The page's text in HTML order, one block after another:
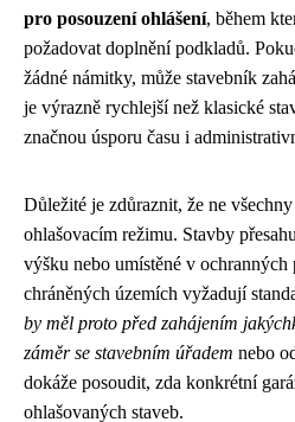
pro posouzení ohlášení, během
požadovat doplnění podkladů.
žádné námitky, může stavebník
je výrazně rychlejší než klasické
značnou úsporu času i
Důležité je zdůraznit, že ne
ohlašovacím režimu. Stavby
výšku nebo umístěné v ochranných
chráněných územích vyžadují
by měl proto před zahájením
záměr se stavebním úřadem nebo
dokáže posoudit, zda konkrétní
ohlašovaných staveb.